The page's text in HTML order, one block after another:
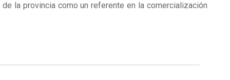
la provincia como un referente en la comercialización